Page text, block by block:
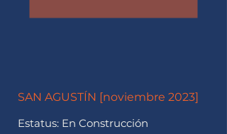
SAN AGUSTÍN [noviembre 2023]
Estatus: En Construcción